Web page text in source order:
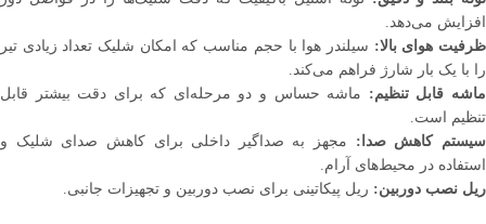
افزایش می‌دهد.
ظرفیت هوای بالا: سیلندر هوا با حجم مناسب که امکان شلیک تعداد زیادی تیر
را با یک بار شارژ فراهم می‌کند.
ماشه قابل تنظیم: ماشه حساس و دو مرحله‌ای که برای دقت بیشتر قابل
تنظیم است.
سیستم کاهش صدا: مجهز به صداگیر داخلی برای کاهش صدای شلیک و
استفاده در محیط‌های آرام.
ریل نصب دوربین: ریل پیکاتینی برای نصب دوربین و تجهیزات جانبی.